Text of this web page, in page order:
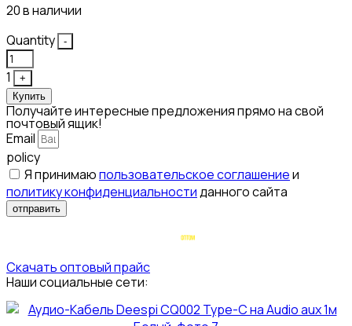
20 в наличии
Quantity
-
1
+
Купить
Получайте интересные предложения прямо на свой
почтовый ящик!
Email
policy
Я принимаюпользовательское соглашениеи
политику конфиденциальностиданного сайта
отправить
Скачать оптовый прайс
Наши социальные сети: